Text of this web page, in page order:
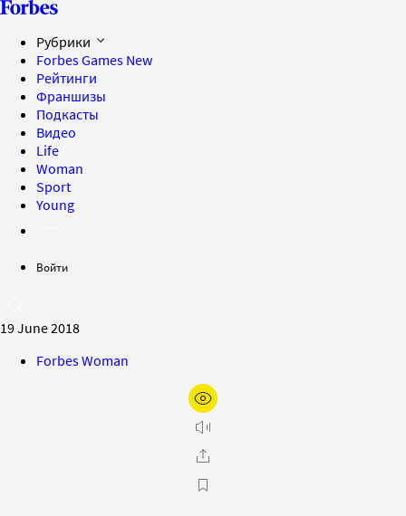
Рубрики
Forbes Games New
Рейтинги
Франшизы
Подкасты
Видео
Life
Woman
Sport
Young
Войти
19 June 2018
Forbes Woman